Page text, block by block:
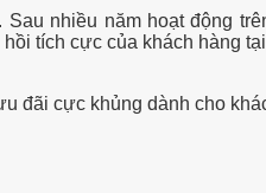
nhiều năm hoạt động
tích cực của khách hàng
đãi cực khủng dành cho